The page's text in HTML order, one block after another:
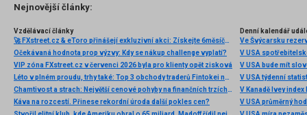
několik příkladů nejznámějších z nich.
Nejnovější články:
Vzdělávací články
🚀 FXstreet.cz & eToro přinášejí exkluzivní akci: Získejte 6měsíční členství ve VIP zóně ZDARMA
Očekávaná hodnota prop výzvy: Kdy se nákup challenge vyplatí?
VIP zóna FXstreet.cz v červenci 2026 byla pro klienty opět zisková
Léto v plném proudu, trhy také: Top 3 obchody traderů Fintokei na indexech a zlatě
Chamtivost a strach: Největší cenové pohyby na finančních trzích (červenec 2026)
Káva na rozcestí. Přinese rekordní úroda další pokles cen?
Denní kalendář
Ve Švýcarsku
V USA
V USA bude mít
V USA týdenní
V Kanadě Ivey index
V USA průměrný